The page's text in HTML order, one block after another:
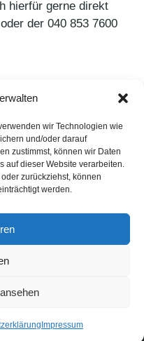
wir Technologien wie
und/oder darauf
zustimmst, können wir Daten
auf dieser Website verarbeiten.
zurückziehst, können
werden.
Impressum
hierfür gerne direkt
oder der 040 853 7600
PR-Blog
Alle Rechte vorbehalten.